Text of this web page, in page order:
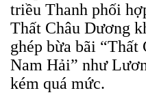
triều Thanh phối
Thất Châu Dương
ghép bừa bãi “Thất
Nam Hải” như
kém quá mức.